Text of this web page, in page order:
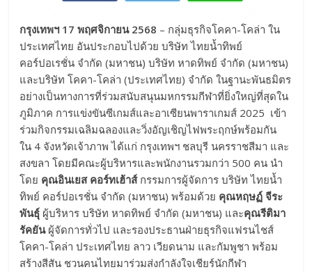
กรุงเทพฯ 17 พฤศจิกายน 2568 – กลุ่มธุรกิจโคคา-โคล่า ใน
ประเทศไทย อันประกอบไปด้วย บริษัท ไทยน้ำทิพย์
คอร์ปอเรชั่น จำกัด (มหาชน) บริษัท หาดทิพย์ จำกัด (มหาชน)
และบริษัท โคคา-โคล่า (ประเทศไทย) จำกัด ในฐานะพันธมิตร
อย่างเป็นทางการที่ร่วมสนับสนุนมหกรรมกีฬาที่ยิ่งใหญ่ที่สุดใน
ภูมิภาค การแข่งขันซีเกมส์และอาเซียนพาราเกมส์ 2025 เข้า
ร่วมกิจกรรมเฉลิมฉลองและวิ่งอัญเชิญไฟพระฤกษ์พร้อมกัน
ใน 4 จังหวัดเจ้าภาพ ได้แก่ กรุงเทพฯ ชลบุรี นครราชสีมา และ
สงขลา โดยมีคณะผู้บริหารและพนักงานรวมกว่า 500 คน นำ
โดย คุณอินเยส คอร์ทเฮ้าส์กรรมการผู้จัดการ บริษัท ไทยน้ำ
ทิพย์ คอร์ปอเรชั่น จำกัด (มหาชน) พร้อมด้วย คุณหฤษฏ์ จีระ
พันธุ์ ผู้บริหาร บริษัท หาดทิพย์ จำกัด (มหาชน) และคุณรีติมา
รัคยันผู้จัดการทั่วไป และรองประธานฝ่ายธุรกิจแฟรนไชส์
โคคา-โคล่า ประเทศไทย ลาว เวียดนาม และกัมพูชา พร้อม
สร้างสีสัน ชวนคนไทยมาร่วมส่งกำลังใจเชียร์นักกีฬา